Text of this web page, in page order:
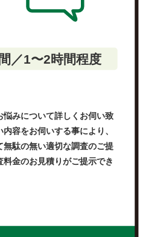
／1〜2時間程度
悩みについて詳しくお伺い致
内容をお伺いする事により、
無駄の無い適切な調査のご提
料金のお見積りがご提示でき